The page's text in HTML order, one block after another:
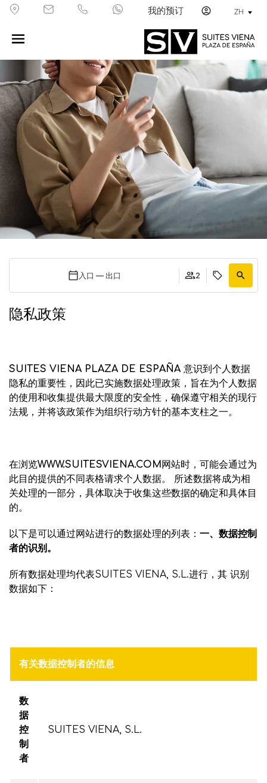
我的预订 ZH
入口 — 出口 2
隐私政策
SUITES VIENA PLAZA DE ESPAÑA 意识到个人数据
隐私的重要性，因此已实施数据处理政策，旨在为个人数据
的使用和收集提供最大限度的安全性，确保遵守相关的现行
法规，并将该政策作为组织行动方针的基本支柱之一。
在浏览WWW.SUITESVIENA.COM网站时，可能会通过为
此目的提供的不同表格请求个人数据。 所述数据将成为相
关处理的一部分，具体取决于收集这些数据的确定和具体目
的。
以下是可以通过网站进行的数据处理的列表： 一、数据控制
者的识别。
所有数据处理均代表SUITES VIENA, S.L.进行，其 识别
数据如下：
有关数据控制者的信息
数
据
控
制
者
SUITES VIENA, S.L.